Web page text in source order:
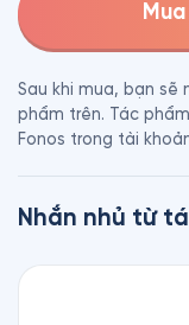
Sau khi mua, bạn
phẩm trên. Tác
Fonos trong tài
Nhắn nhủ từ